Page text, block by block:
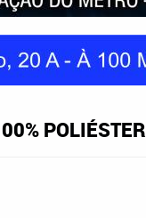
POLIÉSTER